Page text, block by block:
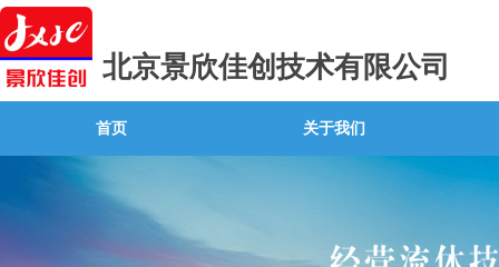
北京景欣佳创技术有限公司
首页 关于我们